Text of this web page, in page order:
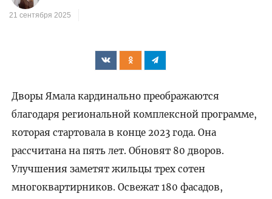
21 сентября 2025
Дворы Ямала кардинально преображаются
благодаря региональной комплексной программе,
которая стартовала в конце 2023 года. Она
рассчитана на пять лет. Обновят 80 дворов.
Улучшения заметят жильцы трех сотен
многоквартирников. Освежат 180 фасадов,